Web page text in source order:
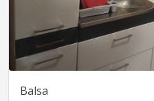
Balsa